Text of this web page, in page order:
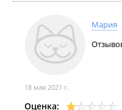
Мария
18 мая 2021 г.
Оценка: